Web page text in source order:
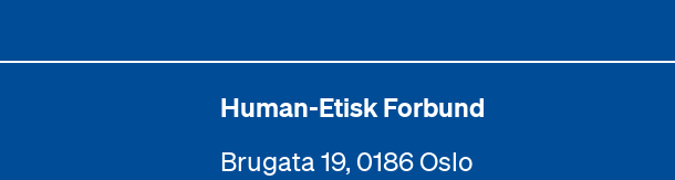
Human-Etisk Forbund
Brugata 19, 0186 Oslo